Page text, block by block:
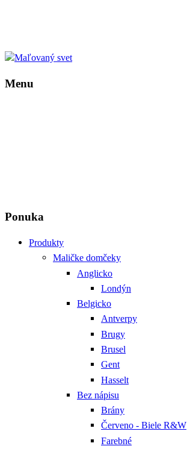
Menu
Ponuka
Produkty
Maličke domčeky
Anglicko
Londýn
Belgicko
Antverpy
Brugy
Brusel
Gent
Hasselt
Bez nápisu
Brány
Červeno - Biele R&W
Farebné